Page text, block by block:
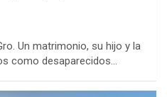
Un matrimonio, su hijo y la
como desaparecidos…